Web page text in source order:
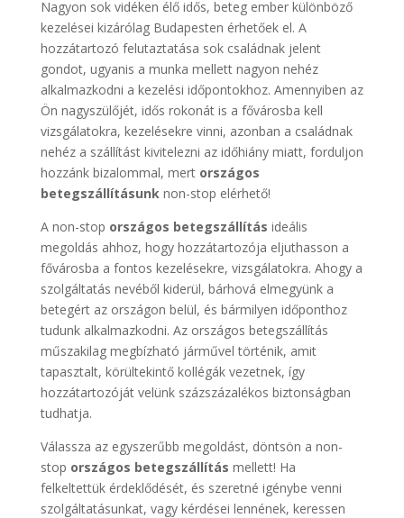
Nagyon sok vidéken élő idős, beteg ember különböző
kezelései kizárólag Budapesten érhetőek el. A
hozzátartozó felutaztatása sok családnak jelent
gondot, ugyanis a munka mellett nagyon nehéz
alkalmazkodni a kezelési időpontokhoz. Amennyiben az
Ön nagyszülőjét, idős rokonát is a fővárosba kell
vizsgálatokra, kezelésekre vinni, azonban a családnak
nehéz a szállítást kivitelezni az időhiány miatt, forduljon
hozzánk bizalommal, mert országos
betegszállításunk non-stop elérhető!
A non-stop országos betegszállítás ideális
megoldás ahhoz, hogy hozzátartozója eljuthasson a
fővárosba a fontos kezelésekre, vizsgálatokra. Ahogy a
szolgáltatás nevéből kiderül, bárhová elmegyünk a
betegért az országon belül, és bármilyen időponthoz
tudunk alkalmazkodni. Az országos betegszállítás
műszakilag megbízható járművel történik, amit
tapasztalt, körültekintő kollégák vezetnek, így
hozzátartozóját velünk százszázalékos biztonságban
tudhatja.
Válassza az egyszerűbb megoldást, döntsön a non-
stop országos betegszállítás mellett! Ha
felkeltettük érdeklődését, és szeretné igénybe venni
szolgáltatásunkat, vagy kérdései lennének, keressen